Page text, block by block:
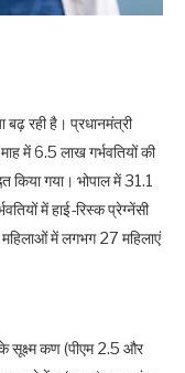
बढ़ रही है। प्रधानमंत्री
में 6.5 लाख गर्भवतियों की
किया गया। भोपाल में 31.1
में हाई-रिस्क प्रेग्नेंसी
में लगभग 27 महिलाएं
सूक्ष्म कण (पीएम 2.5 और